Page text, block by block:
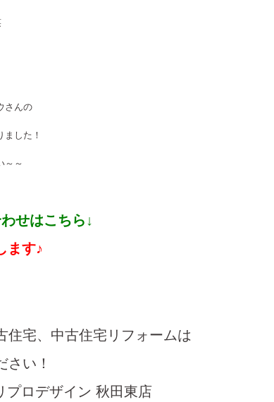
さんの
した！
～～
せはこちら↓
ます♪
住宅、中古住宅リフォームは
ださい！
プロデザイン 秋田東店